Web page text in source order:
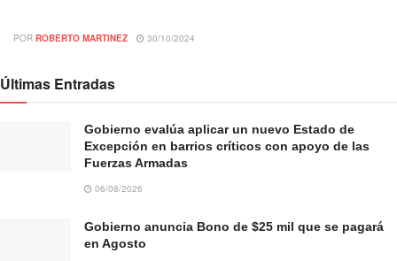
POR ROBERTO MARTINEZ 30/10/2024
Últimas Entradas
Gobierno evalúa aplicar un nuevo Estado de
Excepción en barrios críticos con apoyo de las
Fuerzas Armadas
06/08/2026
Gobierno anuncia Bono de $25 mil que se pagará
en Agosto